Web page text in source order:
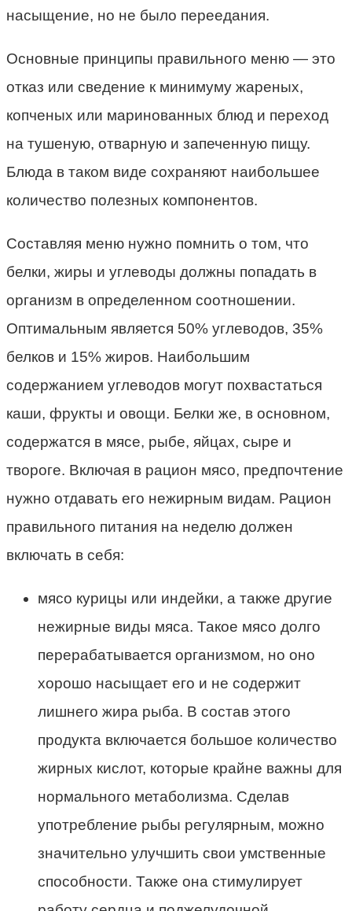
насыщение, но не было переедания.
Основные принципы правильного меню — это
отказ или сведение к минимуму жареных,
копченых или маринованных блюд и переход
на тушеную, отварную и запеченную пищу.
Блюда в таком виде сохраняют наибольшее
количество полезных компонентов.
Составляя меню нужно помнить о том, что
белки, жиры и углеводы должны попадать в
организм в определенном соотношении.
Оптимальным является 50% углеводов, 35%
белков и 15% жиров. Наибольшим
содержанием углеводов могут похвастаться
каши, фрукты и овощи. Белки же, в основном,
содержатся в мясе, рыбе, яйцах, сыре и
твороге. Включая в рацион мясо, предпочтение
нужно отдавать его нежирным видам. Рацион
правильного питания на неделю должен
включать в себя:
мясо курицы или индейки, а также другие
нежирные виды мяса. Такое мясо долго
перерабатывается организмом, но оно
хорошо насыщает его и не содержит
лишнего жира рыба. В состав этого
продукта включается большое количество
жирных кислот, которые крайне важны для
нормального метаболизма. Сделав
употребление рыбы регулярным, можно
значительно улучшить свои умственные
способности. Также она стимулирует